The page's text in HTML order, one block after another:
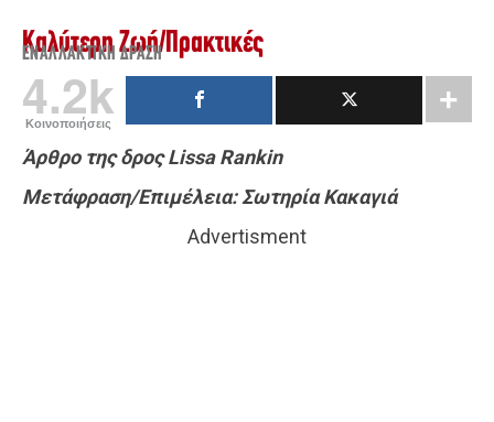
Καλύτερη Ζωή/Πρακτικές
ΕΝΑΛΛΑΚΤΙΚΉ ΔΡΆΣΗ
4.2k
Κοινοποιήσεις
Άρθρο της δρος Lissa Rankin
Μετάφραση/Επιμέλεια: Σωτηρία Κακαγιά
Advertisment